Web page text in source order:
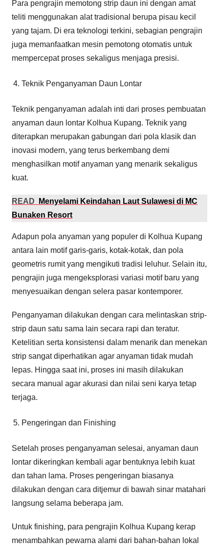
Para pengrajin memotong strip daun ini dengan amat
teliti menggunakan alat tradisional berupa pisau kecil
yang tajam. Di era teknologi terkini, sebagian pengrajin
juga memanfaatkan mesin pemotong otomatis untuk
mempercepat proses sekaligus menjaga presisi.
Teknik Penganyaman Daun Lontar
Teknik penganyaman adalah inti dari proses pembuatan
anyaman daun lontar Kolhua Kupang. Teknik yang
diterapkan merupakan gabungan dari pola klasik dan
inovasi modern, yang terus berkembang demi
menghasilkan motif anyaman yang menarik sekaligus
kuat.
READ
Menyelami Keindahan Laut Sulawesi di MC
Bunaken Resort
Adapun pola anyaman yang populer di Kolhua Kupang
antara lain motif garis-garis, kotak-kotak, dan pola
geometris rumit yang mengikuti tradisi leluhur. Selain itu,
pengrajin juga mengeksplorasi variasi motif baru yang
menyesuaikan dengan selera pasar kontemporer.
Penganyaman dilakukan dengan cara melintaskan strip-
strip daun satu sama lain secara rapi dan teratur.
Ketelitian serta konsistensi dalam menarik dan menekan
strip sangat diperhatikan agar anyaman tidak mudah
lepas. Hingga saat ini, proses ini masih dilakukan
secara manual agar akurasi dan nilai seni karya tetap
terjaga.
Pengeringan dan Finishing
Setelah proses penganyaman selesai, anyaman daun
lontar dikeringkan kembali agar bentuknya lebih kuat
dan tahan lama. Proses pengeringan biasanya
dilakukan dengan cara ditjemur di bawah sinar matahari
langsung selama beberapa jam.
Untuk finishing, para pengrajin Kolhua Kupang kerap
menambahkan pewarna alami dari bahan-bahan lokal